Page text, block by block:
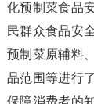
化预制菜食品
民群众食品安
预制菜原辅料
品范围等进行
保障消费者的